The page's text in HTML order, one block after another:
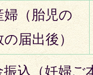
婦（胎児の
の届出後）
込（妊婦ご